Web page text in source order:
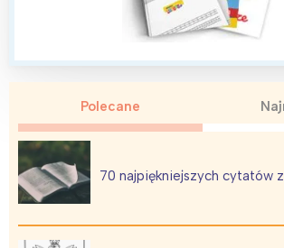
Polecane
70 najpiękniejszych cytatów